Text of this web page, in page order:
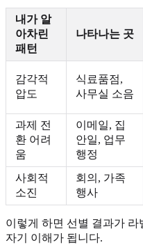
내가 알
아차린
패턴
나타나는 곳
감각적
압도
식료품점,
사무실 소음
과제 전
환 어려
움
이메일, 집
안일, 업무
행정
사회적
소진
회의, 가족
행사
이렇게 하면 선별 결과가
자기 이해가 됩니다.